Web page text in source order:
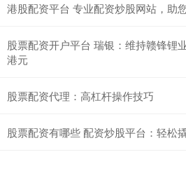
港股配资平台 专业配资炒股网站，助
股票配资开户平台 瑞银：维持赣锋锂
港元
股票配资代理：高杠杆操作技巧
股票配资有哪些 配资炒股平台：轻松